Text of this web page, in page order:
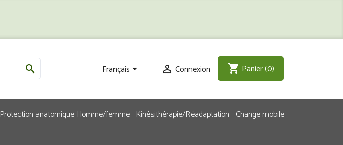
 Français  Connexion shopping_cart Panier(0)
Protection anatomique Homme/femme Kinésithérapie/Réadaptation Change mobile